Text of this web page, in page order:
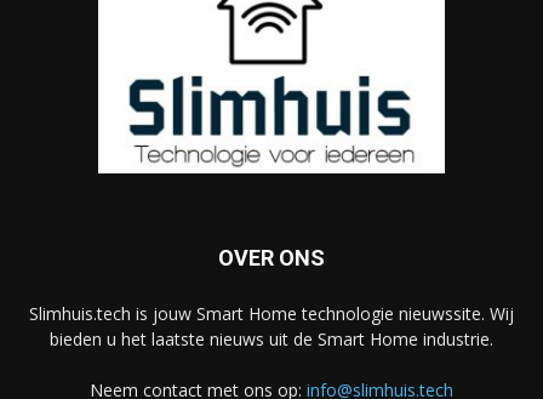
OVER ONS
Slimhuis.tech is jouw Smart Home technologie nieuwssite. Wij
bieden u het laatste nieuws uit de Smart Home industrie.
Neem contact met ons op: info@slimhuis.tech